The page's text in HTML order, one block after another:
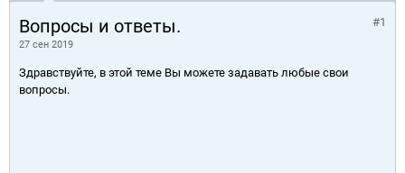
Вопросы и ответы.
27 сен 2019
#1
Здравствуйте, в этой теме Вы можете задавать любые свои
вопросы.